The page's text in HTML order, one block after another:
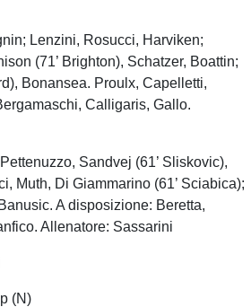
Lenzini, Rosucci, Harviken;
(71’ Brighton), Schatzer, Boattin;
Bonansea. Proulx, Capelletti,
Calligaris, Gallo.
Sandvej (61’ Sliskovic),
Muth, Di Giammarino (61’ Sciabica);
A disposizione: Beretta,
Allenatore: Sassarini
(N)